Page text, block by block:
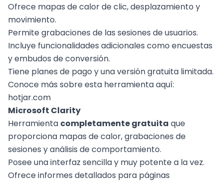
Ofrece mapas de calor de clic, desplazamiento y
movimiento.
Permite grabaciones de las sesiones de usuarios.
Incluye funcionalidades adicionales como encuestas
y embudos de conversión.
Tiene planes de pago y una versión gratuita limitada.
Conoce más sobre esta herramienta aquí:
hotjar.com
Microsoft Clarity
Herramienta completamente gratuita que
proporciona mapas de calor, grabaciones de
sesiones y análisis de comportamiento.
Posee una interfaz sencilla y muy potente a la vez.
Ofrece informes detallados para páginas